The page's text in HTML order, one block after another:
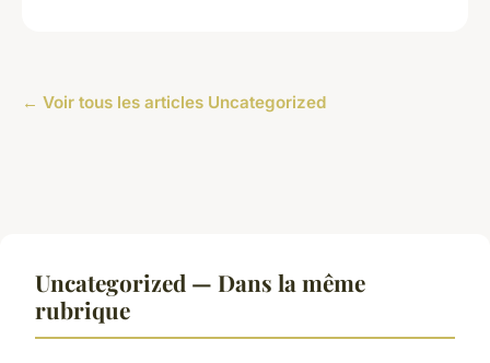
← Voir tous les articles Uncategorized
Uncategorized — Dans la même
rubrique